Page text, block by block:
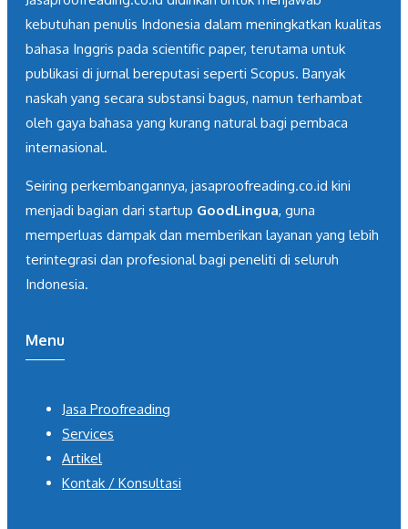
kebutuhan penulis Indonesia dalam meningkatkan kualitas
bahasa Inggris pada scientific paper, terutama untuk
publikasi di jurnal bereputasi seperti Scopus. Banyak
naskah yang secara substansi bagus, namun terhambat
oleh gaya bahasa yang kurang natural bagi pembaca
internasional.
Seiring perkembangannya, jasaproofreading.co.id kini
menjadi bagian dari startup GoodLingua, guna
memperluas dampak dan memberikan layanan yang lebih
terintegrasi dan profesional bagi peneliti di seluruh
Indonesia.
Menu
Jasa Proofreading
Services
Artikel
Kontak / Konsultasi